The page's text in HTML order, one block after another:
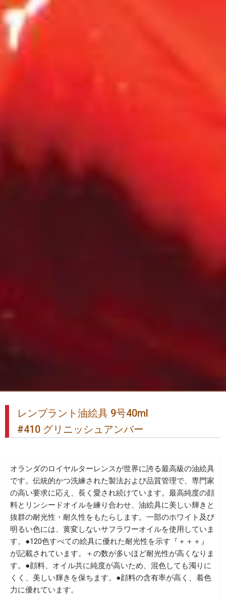
レンブラント油絵具 9号40ml
#410 グリニッシュアンバー
オランダのロイヤルターレンスが世界に誇る最高級の油絵具
です。伝統的かつ洗練された製法および品質管理で、専門家
の高い要求に応え、長く愛され続けています。最高純度の顔
料とリンシードオイルを練り合わせ、油絵具に美しい輝きと
抜群の耐光性・耐久性をもたらします。一部のホワイト及び
明るい色には、黄変しないサフラワーオイルを使用していま
す。●120色すべての絵具に優れた耐光性を示す『＋＋＋』
が記載されています。＋の数が多いほど耐光性が高くなりま
す。●顔料、オイル共に純度が高いため、混色しても濁りに
くく、美しい輝きを保ちます。●顔料の含有率が高く、着色
力に優れています。